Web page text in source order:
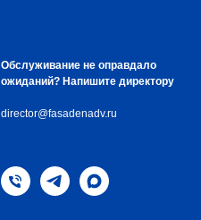
Обслуживание не оправдало
ожиданий? Напишите директору
director@fasadenadv.ru